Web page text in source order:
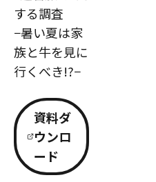
する調査
−暑い夏は家
族と牛を見に
行くべき!?−
資料ダ
ウンロ
ード